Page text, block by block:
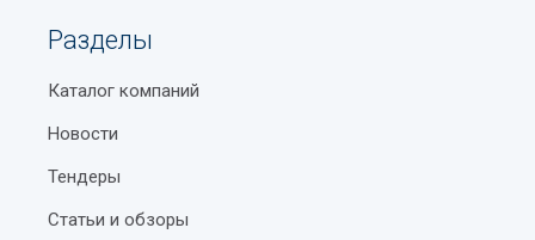
Разделы
Каталог компаний
Новости
Тендеры
Статьи и обзоры